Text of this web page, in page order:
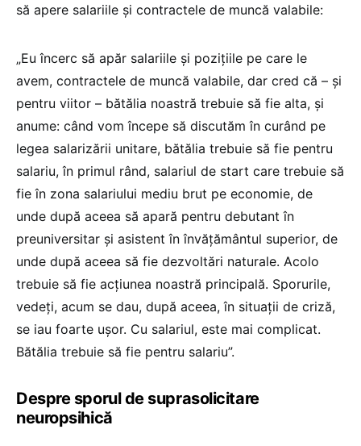
să apere salariile și contractele de muncă valabile:
„Eu încerc să apăr salariile și pozițiile pe care le
avem, contractele de muncă valabile, dar cred că – și
pentru viitor – bătălia noastră trebuie să fie alta, și
anume: când vom începe să discutăm în curând pe
legea salarizării unitare, bătălia trebuie să fie pentru
salariu, în primul rând, salariul de start care trebuie să
fie în zona salariului mediu brut pe economie, de
unde după aceea să apară pentru debutant în
preuniversitar și asistent în învățământul superior, de
unde după aceea să fie dezvoltări naturale. Acolo
trebuie să fie acțiunea noastră principală. Sporurile,
vedeți, acum se dau, după aceea, în situații de criză,
se iau foarte ușor. Cu salariul, este mai complicat.
Bătălia trebuie să fie pentru salariu”.
Despre sporul de suprasolicitare
neuropsihică